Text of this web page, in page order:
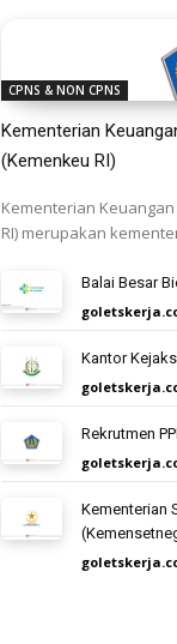
CPNS & NON CPNS
Kementerian
(Kemenkeu RI)
Kementerian
RI) merupakan
Balai Besar
Kantor
Rekrutmen
Kementerian